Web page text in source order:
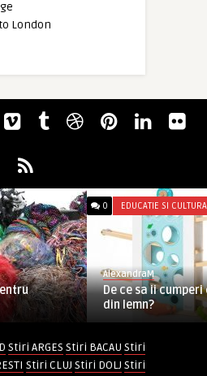
London
0 EDUCATIE SI CULTURA
AlexandraM
De ce sa ii
din lemn?
Stiri ARGES Stiri BACAU Stiri
Stiri CLUJ Stiri DOLJ Stiri